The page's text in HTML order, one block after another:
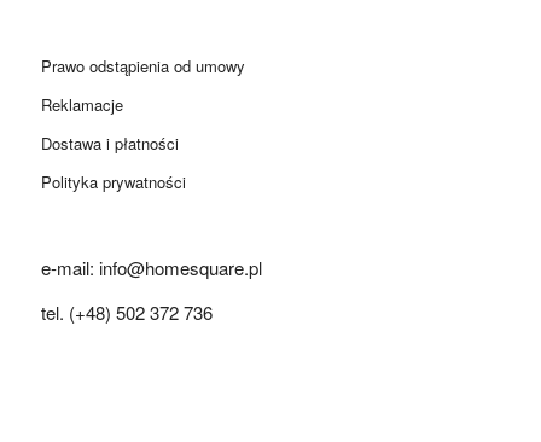
Prawo odstąpienia od umowy
Reklamacje
Dostawa i płatności
Polityka prywatności
e-mail: info@homesquare.pl
tel. (+48) 502 372 736